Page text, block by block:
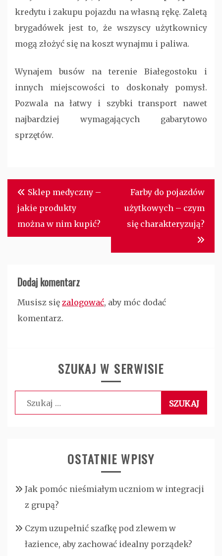
kredytu i zakupu pojazdu na własną rękę. Zaletą
brygadówek jest to, że wszyscy użytkownicy
mogą złożyć się na koszt wynajmu i paliwa.
Wynajem busów na terenie Białegostoku i
innych miejscowości to doskonały pomysł.
Pozwala na łatwy i szybki transport nawet
najbardziej wymagających gabarytowo
sprzętów.
Nawigacja
wpisu
Sklep medyczny –
jakie produkty
można w nim kupić?
Farby do pojazdów
użytkowych – czym
się charakteryzują?
Dodaj komentarz
Musisz się zalogować, aby móc dodać
komentarz.
SZUKAJ W SERWISIE
Szukaj:
OSTATNIE WPISY
Jak pomóc nieśmiałym uczniom w integracji
z grupą?
Czym uzupełnić szafkę pod zlewem w
łazience, aby zachować idealny porządek?